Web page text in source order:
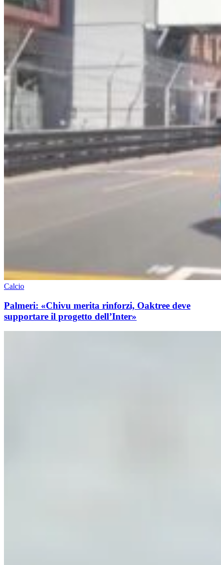
Calcio
Palmeri: «Chivu merita rinforzi, Oaktree deve
supportare il progetto dell’Inter»